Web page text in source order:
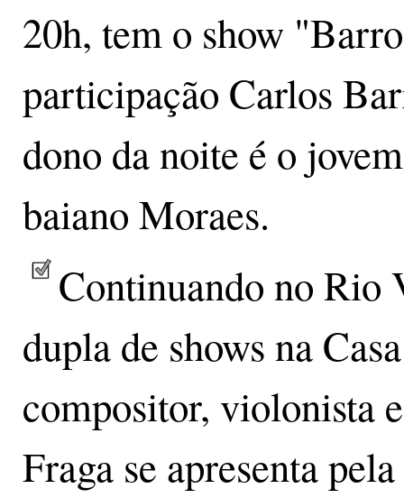
20h, tem o show
participação Carlos
dono da noite é o
baiano Moraes.
Continuando no Rio
dupla de shows na
compositor, violonista
Fraga se apresenta